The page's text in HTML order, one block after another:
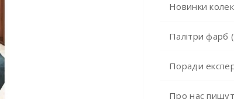
Новинки
Палітри фарб
Поради
Про нас